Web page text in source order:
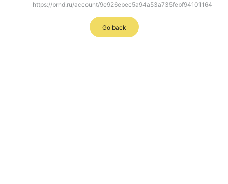
https://brnd.ru/account/9e926ebec5a94a53a735febf94101164
Go back